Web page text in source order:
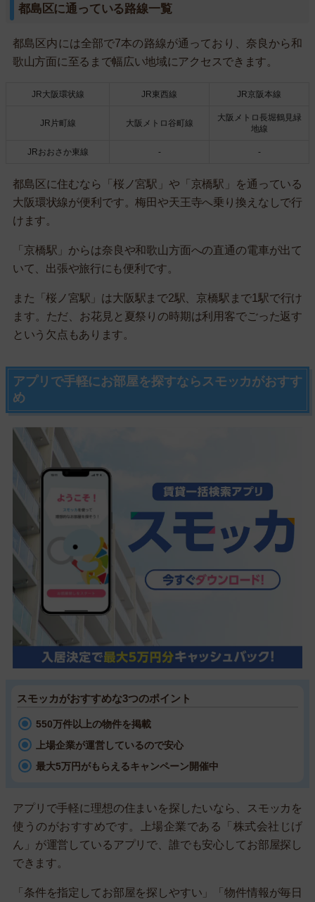
都島区に通っている路線一覧
都島区内には全部で7本の路線が通っており、奈良から和
歌山方面に至るまで幅広い地域にアクセスできます。
JR大阪環状線 JR東西線 JR京阪本線
JR片町線 大阪メトロ谷町線
大阪メトロ長堀鶴見緑
地線
JRおおさか東線 - -
都島区に住むなら「桜ノ宮駅」や「京橋駅」を通っている
大阪環状線が便利です。梅田や天王寺へ乗り換えなしで行
けます。
「京橋駅」からは奈良や和歌山方面への直通の電車が出て
いて、出張や旅行にも便利です。
また「桜ノ宮駅」は大阪駅まで2駅、京橋駅まで1駅で行け
ます。ただ、お花見と夏祭りの時期は利用客でごった返す
という欠点もあります。
アプリで手軽にお部屋を探すならスモッカがおすす
め
スモッカがおすすめな3つのポイント
550万件以上の物件を掲載
上場企業が運営しているので安心
最大5万円がもらえるキャンペーン開催中
アプリで手軽に理想の住まいを探したいなら、スモッカを
使うのがおすすめです。上場企業である「株式会社じげ
ん」が運営しているアプリで、誰でも安心してお部屋探し
できます。
「条件を指定してお部屋を探しやすい」「物件情報が毎日